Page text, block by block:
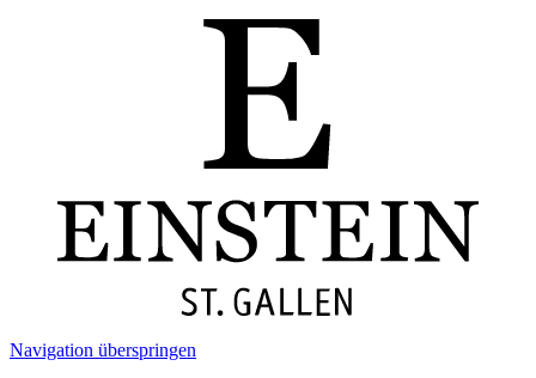
Navigation überspringen